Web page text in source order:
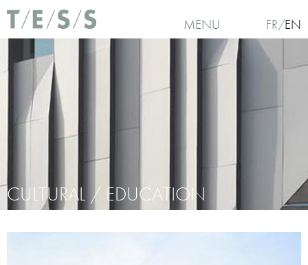
Skip to main content
MENU FR EN
CULTURAL / EDUCATION